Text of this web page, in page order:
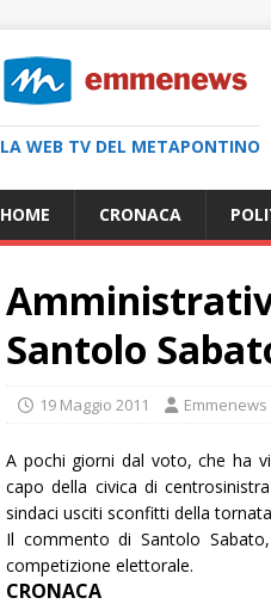
LA WEB TV DEL METAPONTINO
HOME CRONACA
Santolo
19 Maggio 2011 Emmenews
A pochi giorni dal voto, che ha
capo della civica di
sindaci usciti sconfitti della
Il commento diSantolo
competizione elettorale.
CRONACA